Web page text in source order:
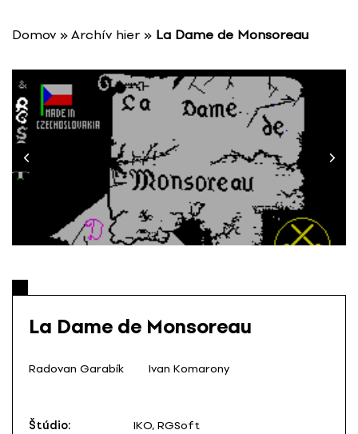
Domov » Archív hier » La Dame de Monsoreau
La Dame de Monsoreau
Radovan Garabík Ivan Komarony
Štúdio: IKO, RGSoft